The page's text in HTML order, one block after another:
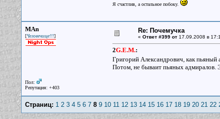
Я счастлив, а остальное побоку.
MAn
[Человечище!!!]
Пол:
Репутация: +403
Re: Почемучка
« Ответ #399 от17.09.2008 в
2G.E.M.:
Григорий Александрович, как
Потом, не бываит пьяных адмиралов.
Страниц: 1 2 3 4 5 6 7 8 9 10 11 12 13 14 15 16 17 18 19 20 21 22